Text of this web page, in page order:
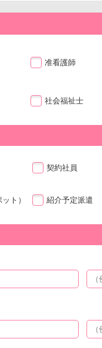
准看護師
社会福祉士
契約社員
ト） 紹介予定派遣